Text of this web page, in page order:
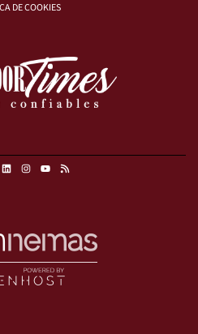
DE COOKIES
LinkedinInstagramRSS